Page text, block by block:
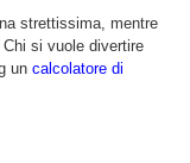
strettissima, mentre
si vuole divertire
un calcolatore di